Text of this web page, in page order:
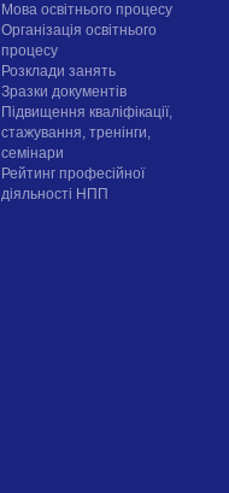
Мова освітнього процесу
Організація освітнього
процесу
Розклади занять
Зразки документів
Підвищення кваліфікації,
стажування, тренінги,
семінари
Рейтинг професійної
діяльності НПП